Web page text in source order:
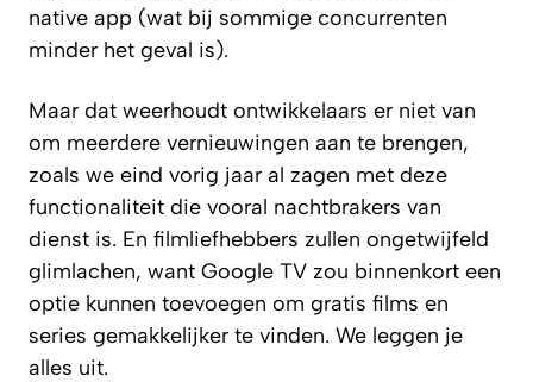
native app (wat bij sommige concurrenten
minder het geval is).
Maar dat weerhoudt ontwikkelaars er niet van
om meerdere vernieuwingen aan te brengen,
zoals we eind vorig jaar al zagen met deze
functionaliteit die vooral nachtbrakers van
dienst is. En filmliefhebbers zullen ongetwijfeld
glimlachen, want Google TV zou binnenkort een
optie kunnen toevoegen om gratis films en
series gemakkelijker te vinden. We leggen je
alles uit.